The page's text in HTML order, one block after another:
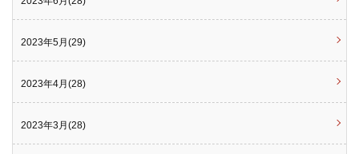
2023年5月(29)
2023年4月(28)
2023年3月(28)